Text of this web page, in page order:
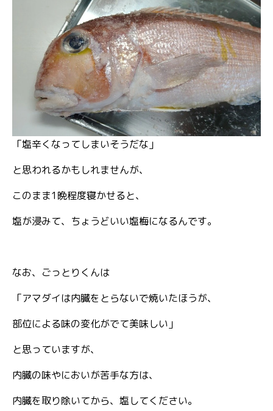
「塩辛くなってしまいそうだな」
と思われるかもしれませんが、
このまま1晩程度寝かせると、
塩が浸みて、ちょうどいい塩梅になるんです。
なお、ごっとりくんは
「アマダイは内臓をとらないで焼いたほうが、
部位による味の変化がでて美味しい」
と思っていますが、
内臓の味やにおいが苦手な方は、
内臓を取り除いてから、塩してください。